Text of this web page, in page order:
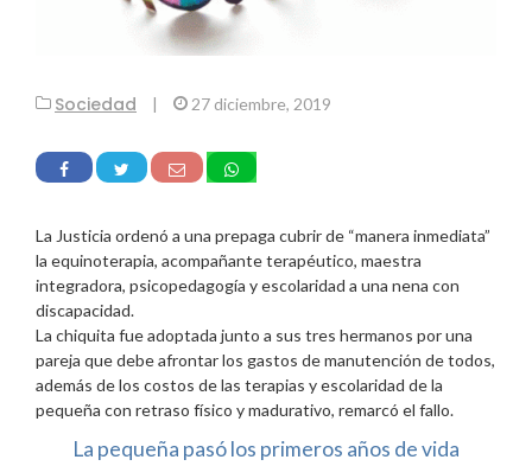
Sociedad 27 diciembre, 2019
La Justicia ordenó a una prepaga cubrir de “manera inmediata”
la equinoterapia, acompañante terapéutico, maestra
integradora, psicopedagogía y escolaridad a una nena con
discapacidad.
La chiquita fue adoptada junto a sus tres hermanos por una
pareja que debe afrontar los gastos de manutención de todos,
además de los costos de las terapias y escolaridad de la
pequeña con retraso físico y madurativo, remarcó el fallo.
La pequeña pasó los primeros años de vida